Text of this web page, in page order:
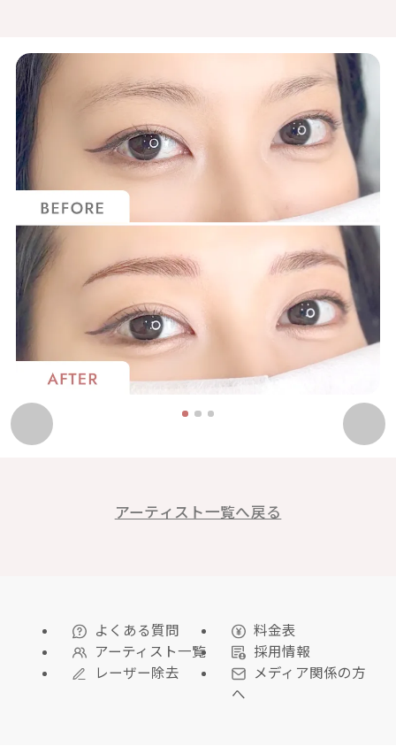
1 2 3
アーティスト一覧へ戻る
よくある質問
料金表
アーティスト一覧
採用情報
レーザー除去
メディア関係の方
へ